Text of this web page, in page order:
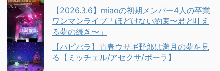
【2026.3.6】miaoの初期メンバー4人の卒業
ワンマンライブ「ほどけない約束〜君と叶え
る夢の続き〜」
【ハピパラ】青春ウサギ野郎は満月の夢を見
る【ミッチェル/アセクサ/ポーラ】